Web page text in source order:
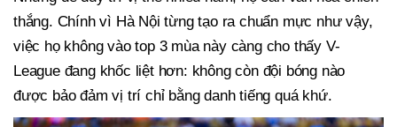
thắng. Chính vì Hà Nội từng tạo ra chuẩn mực như vậy,
việc họ không vào top 3 mùa này càng cho thấy V-
League đang khốc liệt hơn: không còn đội bóng nào
được bảo đảm vị trí chỉ bằng danh tiếng quá khứ.